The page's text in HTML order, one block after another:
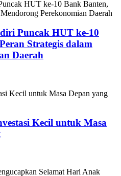
Puncak HUT ke-10
Strategis dalam
Daerah
Kecil untuk Masa